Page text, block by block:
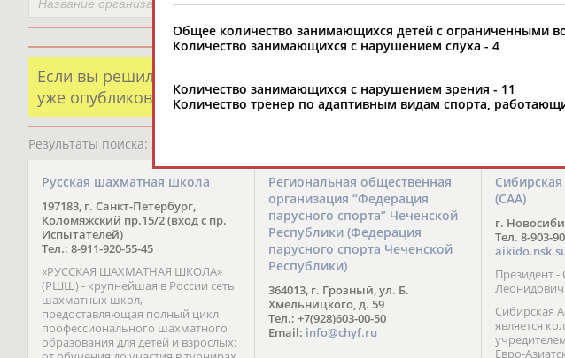
Если вы решили разместить информацию о хорошо известной
уже опубликованных данных и хотите ее исправить, пожалуйста,
Результаты поиска: 5723 организаций
Русская шахматная школа
197183, г. Санкт-Петербург,
Коломяжский пр.15/2 (вход с пр.
Испытателей)
Тел.: 8-911-920-55-45
«РУССКАЯ ШАХМАТНАЯ ШКОЛА»
(РШШ) - крупнейшая в России сеть
шахматных школ,
предоставляющая полный цикл
профессионального шахматного
образования для детей и взрослых:
Региональная общественная
организация “Федерация
парусного спорта” Чеченской
Республики (Федерация
парусного спорта Чеченской
Республики)
364013, г. Грозный, ул. Б.
Хмельницкого, д. 59
Тел.: +7(928)603-00-50
Email: info@chyf.ru
(САА)
г.
Тел. 8-903-
Президент
Леонидович
Сибирская
является
Евро-
Общее количество занимающихся детей с ограниченными
Количество занимающихся с нарушением слуха - 4
Количество занимающихся с нарушением зрения - 11
Количество тренер по адаптивным видам спорта,